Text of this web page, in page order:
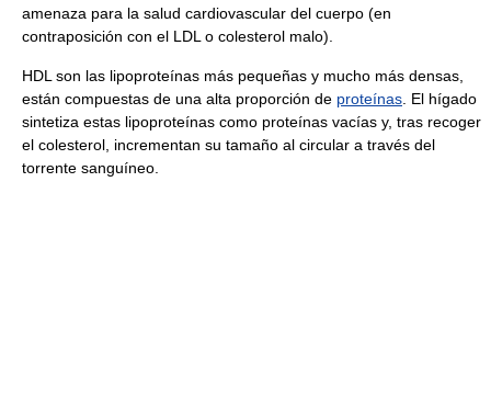
amenaza para la salud cardiovascular del cuerpo (en
contraposición con el LDL o colesterol malo).
HDL son las lipoproteínas más pequeñas y mucho más densas,
están compuestas de una alta proporción de proteínas . El hígado
sintetiza estas lipoproteínas como proteínas vacías y, tras recoger
el colesterol, incrementan su tamaño al circular a través del
torrente sanguíneo.